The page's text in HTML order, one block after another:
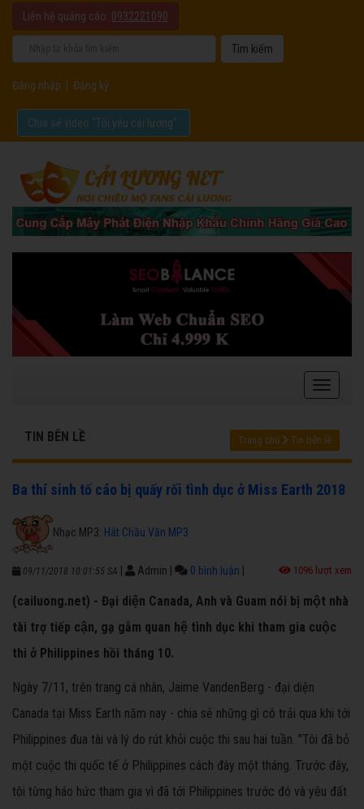
Liên hệ quảng cáo: 0932221090
Đăng nhập Đăng ký
Chia sẻ video "Tôi yêu cải lương".
TIN BÊN LỀ Trang chủ Tin bên lề
Ba thí sinh tố cáo bị quấy rối tình dục ở Miss Earth 2018
Nhạc MP3: Hát Chầu Văn MP3
09/11/2018 10:01:55 SA Admin 0 bình luận 1096 lượt xem
(cailuong.net) - Đại diện Canada, Anh và Guam nói bị một nhà
tài trợ tiếp cận, gạ gẫm quan hệ tình dục khi tham gia cuộc
thi ở Philippines hồi tháng 10.
Ngày 7/11, trên trang cá nhân, Jaime VandenBerg - đại diện
Canada tại Miss Earth năm nay - chia sẻ những gì cô trải qua khi tới
Philippines đua tài và lý do rút khỏi cuộc thi sau hai tuần. "Tôi đã bỏ
một cuộc thi quốc tế ở Philippines cách đây một tháng. Trước đây,
tôi từng háo hức tham gia vì đã tới Philippines trước đó và yêu đất